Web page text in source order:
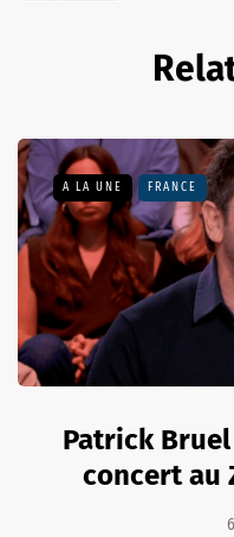
A LA UNE FRANCE
Patrick
concert au